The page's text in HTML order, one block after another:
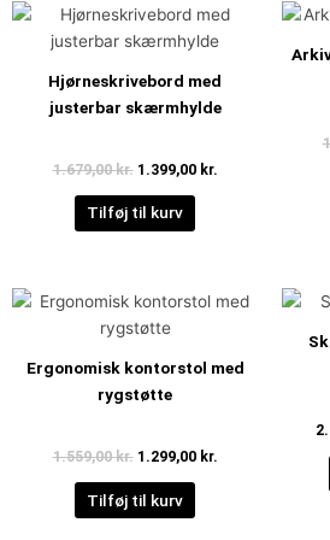
Hjørneskrivebord med
justerbar skærmhylde
1.679,00kr.
Den
pris
1.679,00 kr..
1.399,00 kr.
Den
pris
1.399,00 kr..
Tilføj til kurv
Ergonomisk kontorstol med
rygstøtte
1.559,00kr.
Den
pris
1.559,00 kr..
1.299,00 kr.
Den
1.299,00 kr..
Tilføj til kurv